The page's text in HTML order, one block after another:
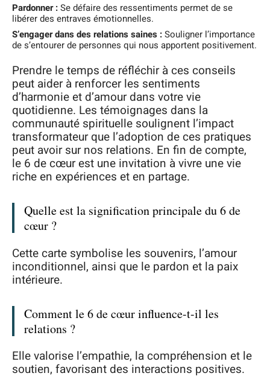
Pardonner :Se défaire des ressentiments permet de se
libérer des entraves émotionnelles.
S’engager dans des relations saines :Souligner l’importance
de s’entourer de personnes qui nous apportent positivement.
Prendre le temps de réfléchir à ces conseils
peut aider à renforcer les sentiments
d’harmonie et d’amour dans votre vie
quotidienne. Les témoignages dans la
communauté spirituelle soulignent l’impact
transformateur que l’adoption de ces pratiques
peut avoir sur nos relations. En fin de compte,
le 6 de cœur est une invitation à vivre une vie
riche en expériences et en partage.
Quelle est la signification principale du 6 de
cœur ?
Cette carte symbolise les souvenirs, l’amour
inconditionnel, ainsi que le pardon et la paix
intérieure.
Comment le 6 de cœur influence-t-il les
relations ?
Elle valorise l’empathie, la compréhension et le
soutien, favorisant des interactions positives.